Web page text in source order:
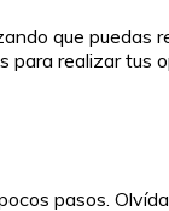
que puedas
realizar tus
pasos.